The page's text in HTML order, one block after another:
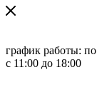
график работы:
с 11:00 до 18:00